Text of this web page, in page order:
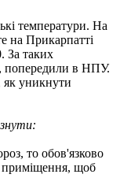
температури. На
на Прикарпатті
За таких
попередили в НПУ.
як уникнути
то обов'язково
приміщення, щоб